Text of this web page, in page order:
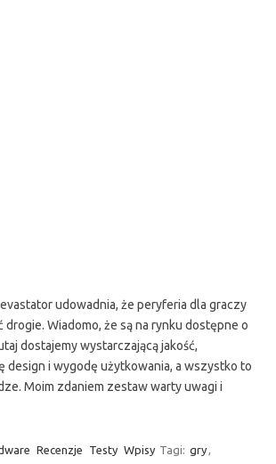
udowadnia, że peryferia dla graczy
drogie. Wiadomo, że są na rynku dostępne o
dostajemy wystarczającą jakość,
design i wygodę użytkowania, a wszystko to
Moim zdaniem zestaw warty uwagi i
Recenzje Testy Wpisy Tagi: gry,